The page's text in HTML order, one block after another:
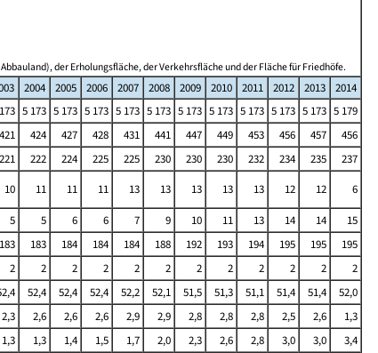
der Erholungsfläche, der Verkehrsfläche und der Fläche für Friedhöfe.
2004 2005 2006 2007 2008 2009 2010 2011 2012 2013
2014
5 173 5 173 5 173 5 173 5 173 5 173 5 173 5 173 5 173 5 173 5 179
421 424 427 428 431 441 447 449 453 456 457
456
221 222 224 225 225 230 230 230 232 234 235
237
10 11 11 11 13 13 13 13 13 12 12
6
5 5 6 6 7 9 10 11 13 14 14
15
183 183 184 184 184 188 192 193 194 195 195
195
2 2 2 2 2 2 2 2 2 2 2
2
52,4 52,4 52,4 52,2 52,1 51,5 51,3 51,1 51,4 51,4
52,0
2,3 2,6 2,6 2,6 2,9 2,9 2,8 2,8 2,8 2,5 2,6
1,3
1,3 1,3 1,4 1,5 1,7 2,0 2,3 2,6 2,8 3,0 3,0 3,4